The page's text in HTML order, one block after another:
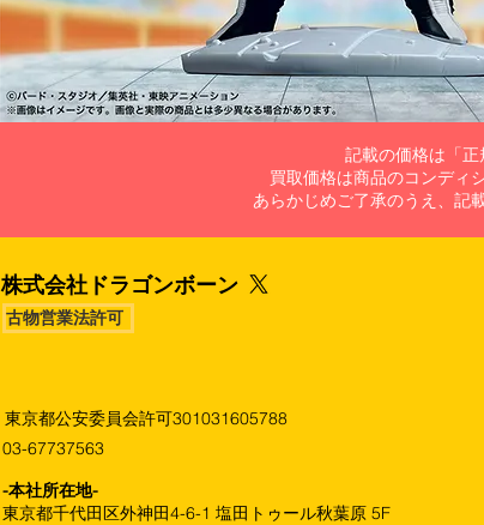
記載の価格は「正
買取価格は商品のコンディ
あらかじめご了承のうえ、記
株式会社​ドラゴンボーン
古物営業法許可
東京都公安委員会許可301031605788
03-67737563
​-本社所在地-
東京都千代田区外神田4-6-1 塩田トゥール秋葉原 5F